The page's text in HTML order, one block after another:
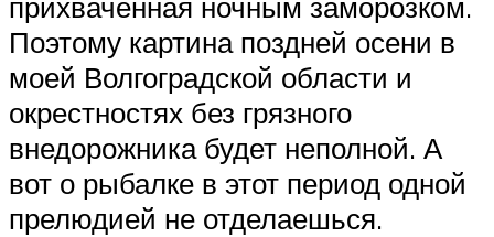
Поэтому картина поздней осени в
моей Волгоградской области и
окрестностях без грязного
внедорожника будет неполной. А
вот о рыбалке в этот период одной
прелюдией не отделаешься.